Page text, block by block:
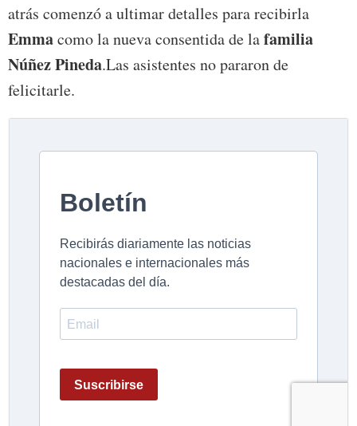
atrás comenzó a ultimar detalles para recibirla
Emmacomo la nueva consentida de lafamilia
Núñez Pineda.Las asistentes no pararon de
felicitarle.